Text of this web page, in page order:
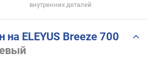
внутренних деталей
ELEYUS Breeze 700